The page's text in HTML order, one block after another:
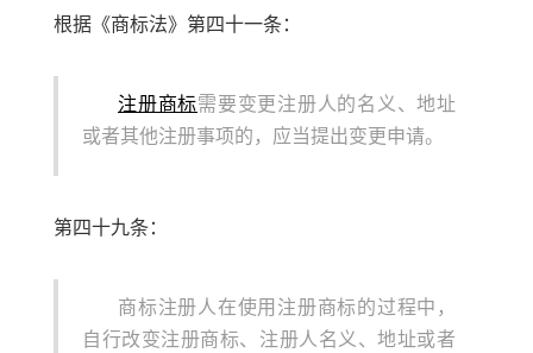
根据《商标法》第四十一条：
注册商标需要变更注册人的名义、地址
或者其他注册事项的，应当提出变更申请。
第四十九条：
商标注册人在使用注册商标的过程中，
自行改变注册商标、注册人名义、地址或者